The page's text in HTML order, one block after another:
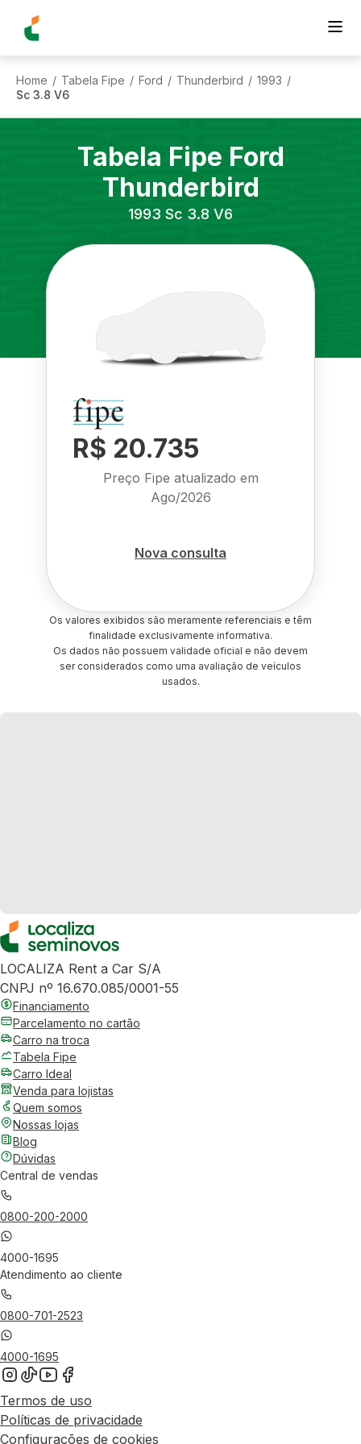
Home / Tabela Fipe / Ford / Thunderbird / 1993 /
Sc 3.8 V6
Tabela Fipe Ford
Thunderbird
1993 Sc 3.8 V6
R$ 20.735
Preço Fipe atualizado em
Ago/2026
Nova consulta
Os valores exibidos são meramente referenciais e têm
finalidade exclusivamente informativa.
Os dados não possuem validade oficial e não devem
ser considerados como uma avaliação de veículos
usados.
LOCALIZA Rent a Car S/A
CNPJ nº 16.670.085/0001-55
Financiamento
Parcelamento no cartão
Carro na troca
Tabela Fipe
Carro Ideal
Venda para lojistas
Quem somos
Nossas lojas
Blog
Dúvidas
Central de vendas
0800-200-2000
4000-1695
Atendimento ao cliente
0800-701-2523
4000-1695
Termos de uso
Políticas de privacidade
Configurações de cookies